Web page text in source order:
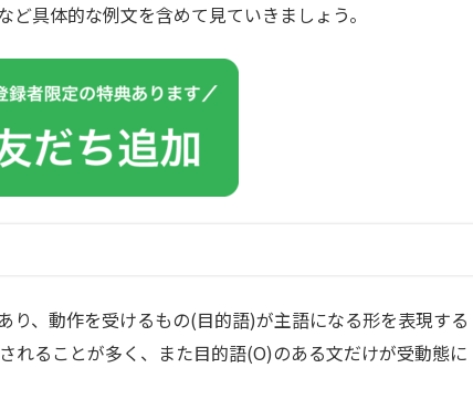
具体的な例文を含めて見ていきましょう。
り、動作を受けるもの(目的語)が主語になる形を表現する
れることが多く、また目的語(O)のある文だけが受動態に